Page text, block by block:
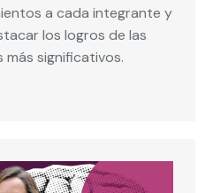
a cada integrante y
los logros de las
significativos.